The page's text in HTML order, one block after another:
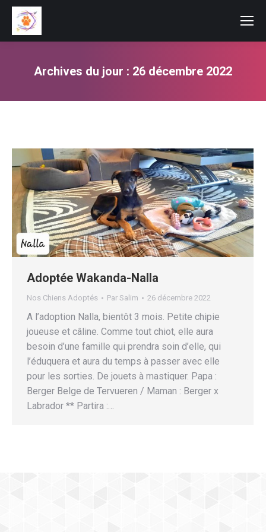
Archives du jour : 26 décembre 2022
Adoptée Wakanda-Nalla
Nos Chiens Adoptés Par Salim 26 décembre 2022
A l’adoption Nalla, bientôt 3 mois. Petite chipie
joueuse et câline. Comme tout chiot, elle aura
besoin d’une famille qui prendra soin d’elle, qui
l’éduquera et aura du temps à passer avec elle
pour les sorties. De jouets à mastiquer. Papa :
Berger Belge de Tervueren / Maman : Berger x
Labrador ** Partira :…